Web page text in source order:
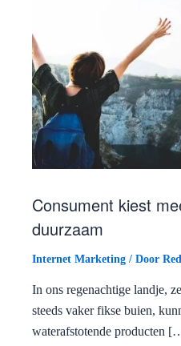
Consument kiest
duurzaam
Internet Marketing / Door
In ons regenachtige landje,
steeds vaker fikse buien,
waterafstotende producten